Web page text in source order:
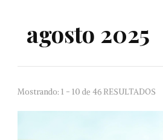
agosto 2025
Mostrando: 1 - 10 de 46 RESULTADOS